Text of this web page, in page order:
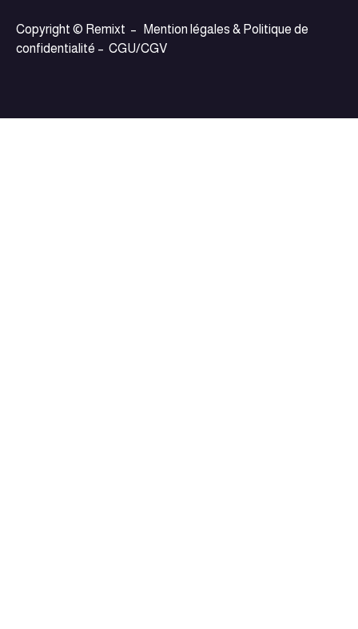
Copyright © Remixt –
Mention légales & Politique de
confidentialité – CGU/CGV